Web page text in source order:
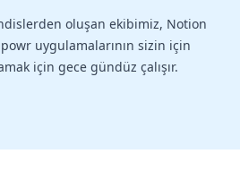
oluşan ekibimiz, Notion
uygulamalarının sizin için
için gece gündüz çalışır.